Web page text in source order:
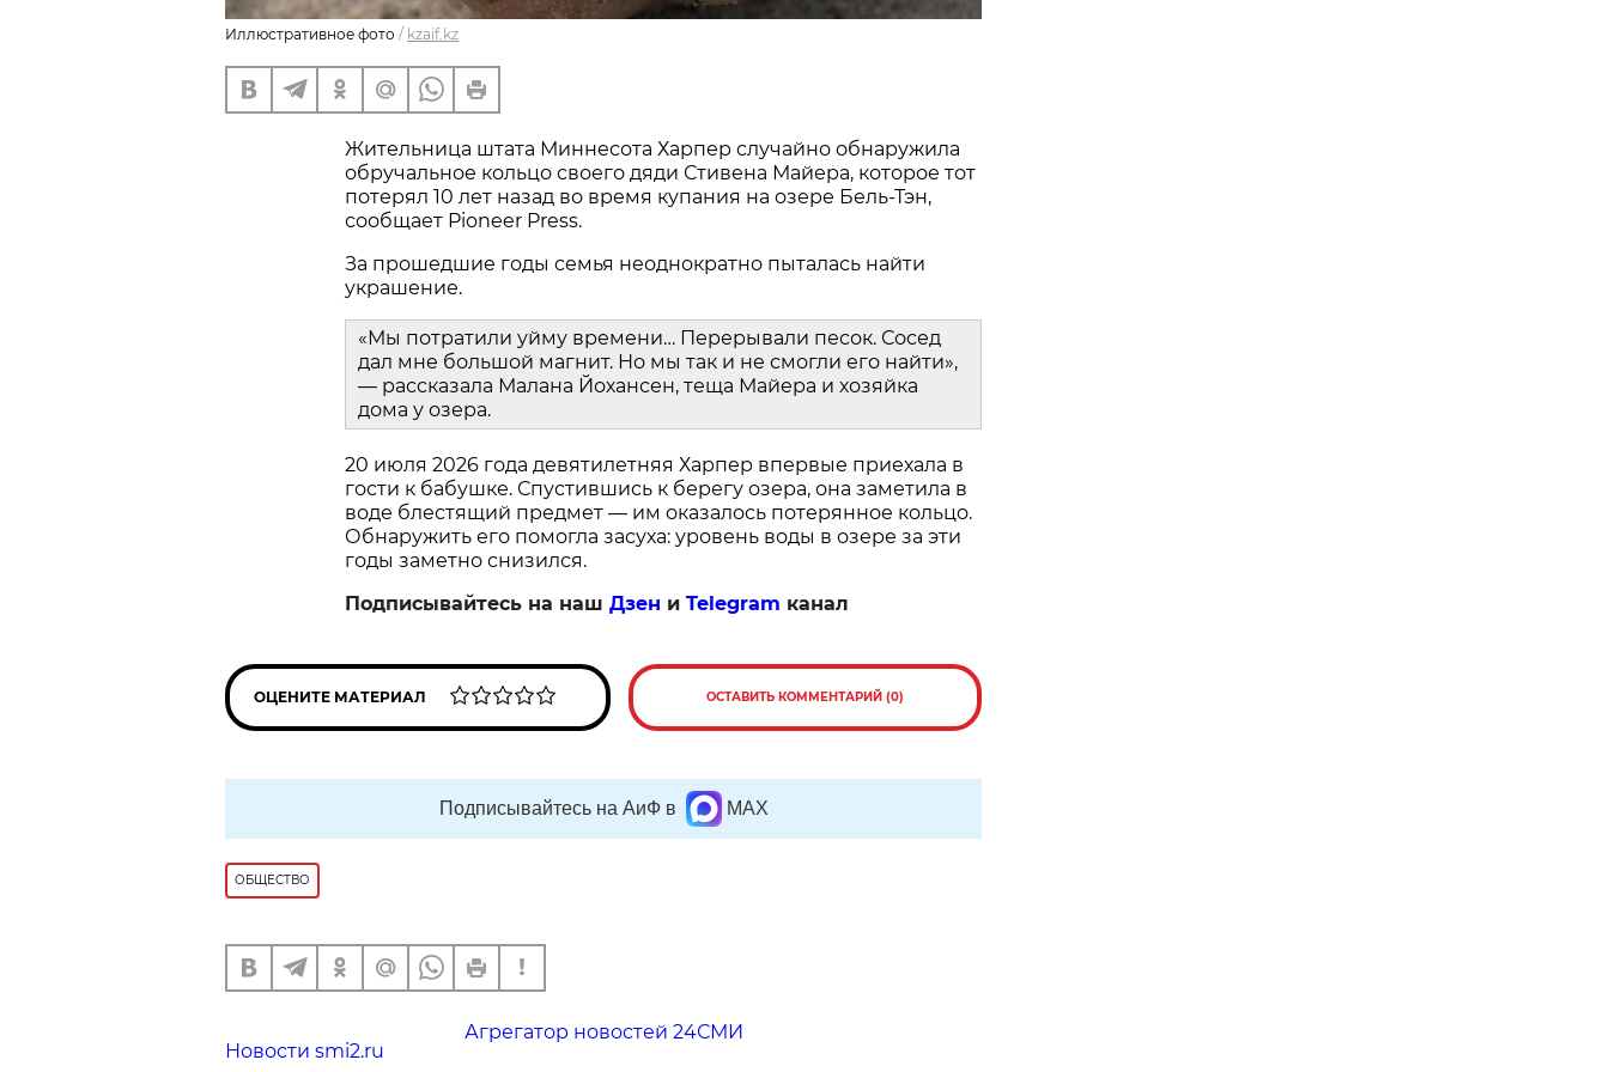
Иллюстративное фото / kzaif.kz
Жительница штата Миннесота Харпер случайно обнаружила
обручальное кольцо своего дяди Стивена Майера, которое тот
потерял 10 лет назад во время купания на озере Бель-Тэн,
сообщает Pioneer Press.
За прошедшие годы семья неоднократно пыталась найти
украшение.
«Мы потратили уйму времени… Перерывали песок. Сосед
дал мне большой магнит. Но мы так и не смогли его найти»,
— рассказала Малана Йохансен, теща Майера и хозяйка
дома у озера.
20 июля 2026 года девятилетняя Харпер впервые приехала в
гости к бабушке. Спустившись к берегу озера, она заметила в
воде блестящий предмет — им оказалось потерянное кольцо.
Обнаружить его помогла засуха: уровень воды в озере за эти
годы заметно снизился.
Подписывайтесь на наш Дзен и Telegram канал
ОЦЕНИТЕ МАТЕРИАЛ ОСТАВИТЬ КОММЕНТАРИЙ (0)
Подписывайтесь на АиФ в MAX
ОБЩЕСТВО
Агрегатор новостей 24СМИ
Новости smi2.ru